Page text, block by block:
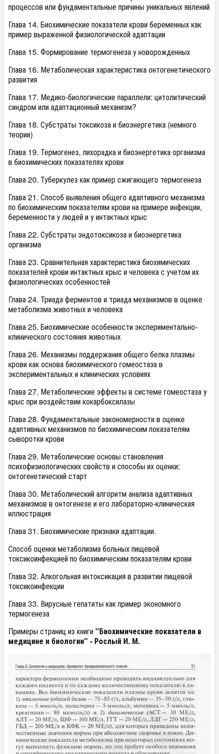
процессов или фундаментальные причины уникальных явлений
Глава 14. Биохимические показатели крови беременных как
пример выраженной физиологической адаптации
Глава 15. Формирование термогенеза у новорожденных
Глава 16. Метаболическая характеристика онтогенетического
развития
Глава 17. Медико-биологические параллели: цитолитический
синдром или адаптационный механизм?
Глава 18. Субстраты токсикоза и биоэнергетика (немного
теории)
Глава 19. Термогенез, лихорадка и биоэнергетика организма
в биохимических показателях крови
Глава 20. Туберкулез как пример сжигающего термогенеза
Глава 21. Способ выявления общего адаптивного механизма
по биохимическим показателям крови на примере инфекции,
беременности у людей и у интактных крыс
Глава 22. Субстраты эндотоксикоза и биоэнергетика
организма
Глава 23. Сравнительная характеристика биохимических
показателей крови интактных крыс и человека с учетом их
физиологических особенностей
Глава 24. Триада ферментов и триада механизмов в оценке
метаболизма животных и человека
Глава 25. Биохимические особенности экспериментально-
клинического состояния животных
Глава 26. Механизмы поддержания общего белка плазмы
крови как основа биохимического гомеостаза в
экспериментальных и клинических условиях
Глава 27. Метаболические эффекты в системе гомеостаза у
крыс при воздействии кокарбоксилазы
Глава 28. Фундаментальные закономерности в оценке
адаптивных механизмов по биохимическим показателям
сыворотки крови
Глава 29. Метаболические основы становления
психофизиологических свойств и способы их оценки:
онтогенетический старт
Глава 30. Метаболический алгоритм анализа адаптивных
механизмов в онтогенезе и его лабораторно-клиническая
иллюстрация
Глава 31. Биохимические признаки адаптации.
Способ оценки метаболизма больных пищевой
токсикоинфекцией по биохимическим показателям крови
Глава 32. Алкогольная интоксикация в развитии пищевой
токсикоинфекции
Глава 33. Вирусные гепатиты как пример экономного
термогенеза
Примеры страниц из книги"Биохимические показатели в
медицине и биологии" - Рослый И. М.